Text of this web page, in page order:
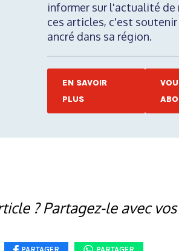
informer sur l'actualité de
ces articles, c'est
ancré dans sa région.
EN SAVOIR
PLUS
? Partagez-le avec